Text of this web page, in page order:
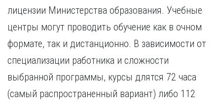
лицензии Министерства образования. Учебные
центры могут проводить обучение как в очном
формате, так и дистанционно. В зависимости от
специализации работника и сложности
выбранной программы, курсы длятся 72 часа
(самый распространенный вариант) либо 112